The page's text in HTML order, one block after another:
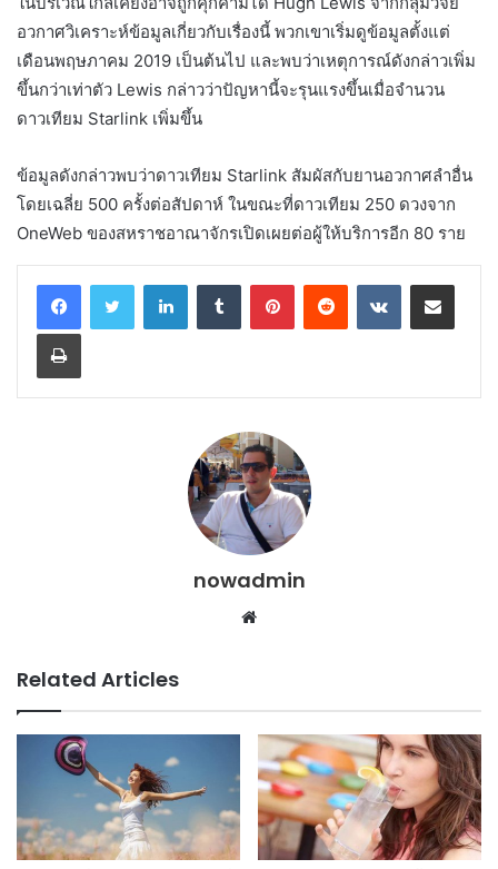
อวกาศวิเคราะห์ข้อมูลเกี่ยวกับเรื่องนี้ พวกเขาเริ่มดูข้อมูลตั้งแต่
เดือนพฤษภาคม 2019 เป็นต้นไป และพบว่าเหตุการณ์ดังกล่าวเพิ่ม
ขึ้นกว่าเท่าตัว Lewis กล่าวว่าปัญหานี้จะรุนแรงขึ้นเมื่อจำนวน
ดาวเทียม Starlink เพิ่มขึ้น
ข้อมูลดังกล่าวพบว่าดาวเทียม Starlink สัมผัสกับยานอวกาศลำอื่น
โดยเฉลี่ย 500 ครั้งต่อสัปดาห์ ในขณะที่ดาวเทียม 250 ดวงจาก
OneWeb ของสหราชอาณาจักรเปิดเผยต่อผู้ให้บริการอีก 80 ราย
LinkedInTumblr PinterestReddit VKontakteShare via Email
Print
nowadmin
Website
Related Articles